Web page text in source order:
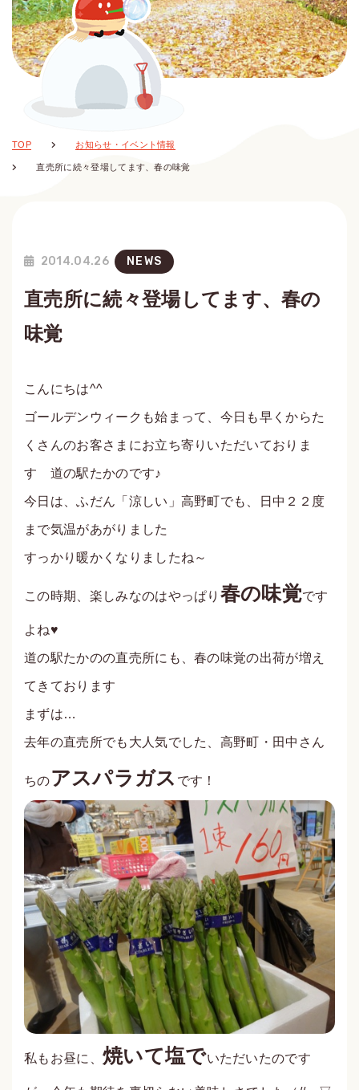
TOP お知らせ・イベント情報
直売所に続々登場してます、春の味覚
2014.04.26 NEWS
直売所に続々登場してます、春の
味覚
こんにちは^^
ゴールデンウィークも始まって、今日も早くからた
くさんのお客さまにお立ち寄りいただいておりま
す 道の駅たかのです♪
今日は、ふだん「涼しい」高野町でも、日中２２度
まで気温があがりました
すっかり暖かくなりましたね～
この時期、楽しみなのはやっぱり 春の味覚です
よね♥
道の駅たかのの直売所にも、春の味覚の出荷が増え
てきております
まずは…
去年の直売所でも大人気でした、高野町・田中さん
ちのアスパラガス です！
私もお昼に、 焼いて塩でいただいたのです